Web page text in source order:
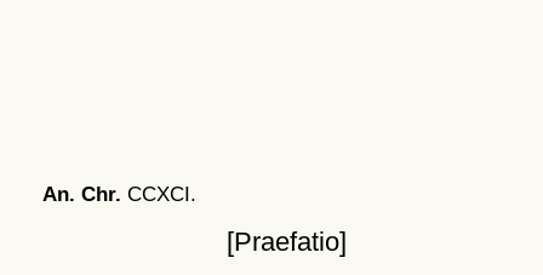
An. Chr. CCXCI.
[Praefatio]